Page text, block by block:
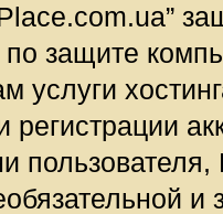
по защите
услуги